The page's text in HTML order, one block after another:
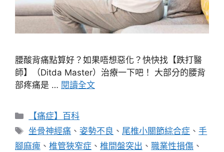
腰酸背痛點算好？如果唔想惡化？快快找【跌打醫
師】（Ditda Master）治療一下吧！ 大部分的腰背
部疼痛是 … 閱讀全文
分
類
【痛症】百科
標
籤
坐骨神經痛 、姿勢不良 、 尾椎小關節綜合症 、手
腳麻痺 、 椎管狹窄症 、 椎間盤突出 、 職業性損傷 、